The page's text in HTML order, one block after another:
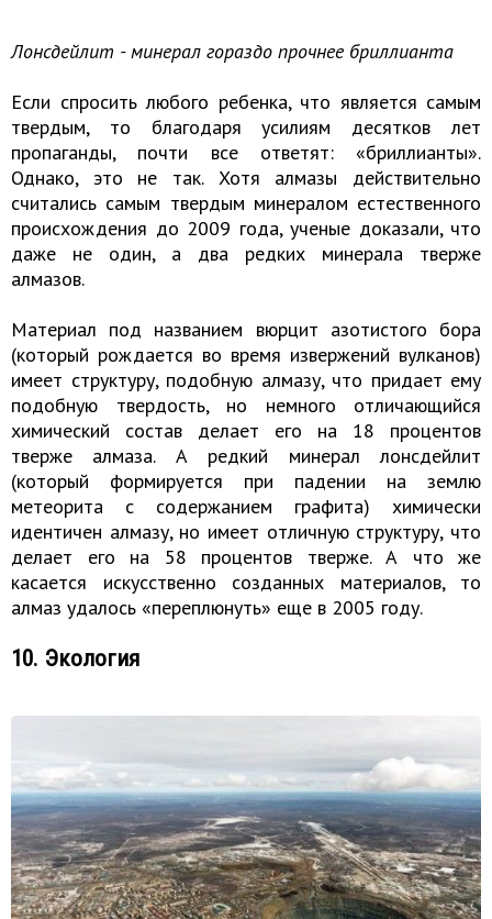
Лонсдейлит - минерал гораздо прочнее бриллианта
Если спросить любого ребенка, что является самым
твердым, то благодаря усилиям десятков лет
пропаганды, почти все ответят: «бриллианты».
Однако, это не так. Хотя алмазы действительно
считались самым твердым минералом естественного
происхождения до 2009 года, ученые доказали, что
даже не один, а два редких минерала тверже
алмазов.
Материал под названием вюрцит азотистого бора
(который рождается во время извержений вулканов)
имеет структуру, подобную алмазу, что придает ему
подобную твердость, но немного отличающийся
химический состав делает его на 18 процентов
тверже алмаза. А редкий минерал лонсдейлит
(который формируется при падении на землю
метеорита с содержанием графита) химически
идентичен алмазу, но имеет отличную структуру, что
делает его на 58 процентов тверже. А что же
касается искусственно созданных материалов, то
алмаз удалось «переплюнуть» еще в 2005 году.
10. Экология